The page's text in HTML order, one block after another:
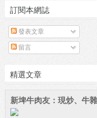
訂閱本網誌
發表文章
留言
精選文章
新埤牛肉友：現炒、牛